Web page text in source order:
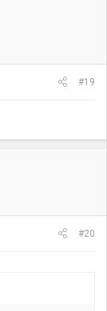
#19
#20